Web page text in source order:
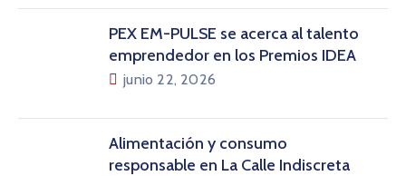
PEX EM-PULSE se acerca al talento
emprendedor en los Premios IDEA
junio 22, 2026
Alimentación y consumo
responsable en La Calle Indiscreta